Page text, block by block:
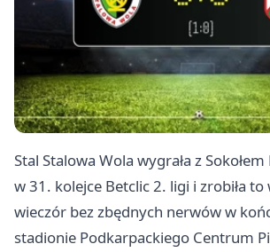
Stal Stalowa Wola wygrała z
w 31. kolejce Betclic 2. ligi i zrobiła
wieczór bez zbędnych nerwów w
stadionie Podkarpackiego Centrum